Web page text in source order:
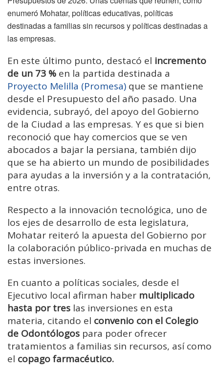
enumeró Mohatar, políticas educativas, políticas
destinadas a familias sin recursos y políticas destinadas a
las empresas.
En este último punto, destacó el incremento
de un 73 % en la partida destinada a
Proyecto Melilla (Promesa) que se mantiene
desde el Presupuesto del año pasado. Una
evidencia, subrayó, del apoyo del Gobierno
de la Ciudad a las empresas. Y es que si bien
reconoció que hay comercios que se ven
abocados a bajar la persiana, también dijo
que se ha abierto un mundo de posibilidades
para ayudas a la inversión y a la contratación,
entre otras.
Respecto a la innovación tecnológica, uno de
los ejes de desarrollo de esta legislatura,
Mohatar reiteró la apuesta del Gobierno por
la colaboración público-privada en muchas de
estas inversiones.
En cuanto a políticas sociales, desde el
Ejecutivo local afirman haber multiplicado
hasta por tres las inversiones en esta
materia, citando el convenio con el Colegio
de Odontólogos para poder ofrecer
tratamientos a familias sin recursos, así como
el copago farmacéutico.